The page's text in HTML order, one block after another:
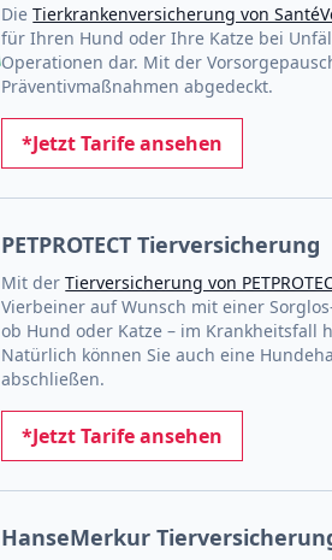
DieTierkrankenversicherung von
für Ihren Hund oder Ihre Katze bei
Operationen dar. Mit der
Präventivmaßnahmen abgedeckt.
*Jetzt Tarife ansehen
PETPROTECT Tierversicherung
Mit derTierversicherung von
Vierbeiner auf Wunsch mit einer
ob Hund oder Katze – im Krankheitsfall
Natürlich können Sie auch eine
abschließen.
*Jetzt Tarife ansehen
HanseMerkur